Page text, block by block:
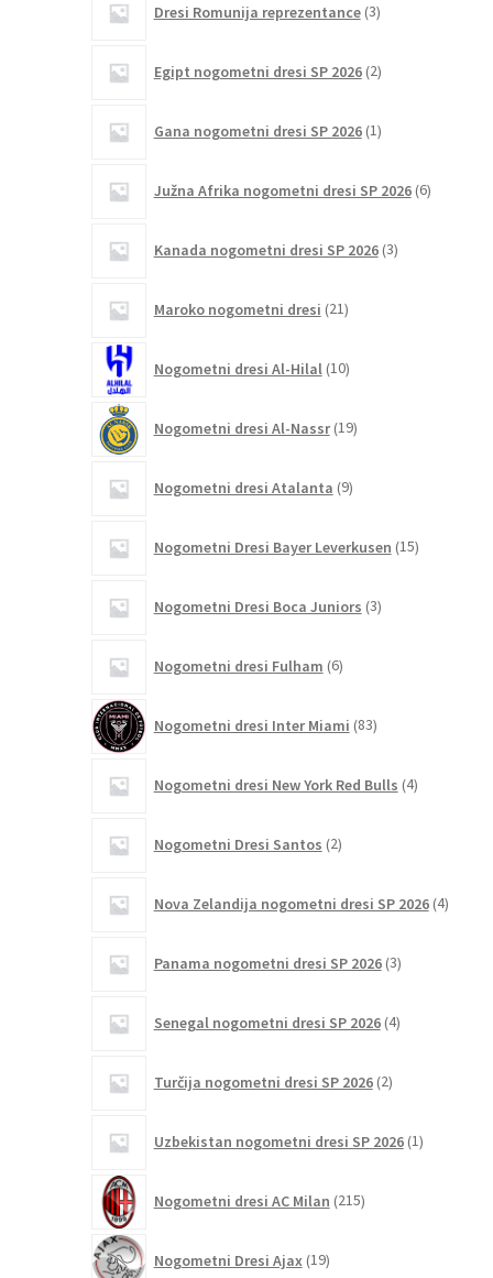
Dresi Romunija reprezentance 3izdelki
Egipt nogometni dresi SP 2026 2izdelka
Gana nogometni dresi SP 2026 1izdelek
Južna Afrika nogometni dresi SP 2026 6izdelkov
Kanada nogometni dresi SP 2026 3izdelki
Maroko nogometni dresi 21izdelkov
Nogometni dresi Al-Hilal 10izdelkov
Nogometni dresi Al-Nassr 19izdelkov
Nogometni dresi Atalanta 9izdelkov
Nogometni Dresi Bayer Leverkusen 15izdelkov
Nogometni Dresi Boca Juniors 3izdelki
Nogometni dresi Fulham 6izdelkov
Nogometni dresi Inter Miami 83izdelkov
Nogometni dresi New York Red Bulls 4izdelki
Nogometni Dresi Santos 2izdelka
Nova Zelandija nogometni dresi SP 2026 4izdelki
Panama nogometni dresi SP 2026 3izdelki
Senegal nogometni dresi SP 2026 4izdelki
Turčija nogometni dresi SP 2026 2izdelka
Uzbekistan nogometni dresi SP 2026 1izdelek
Nogometni dresi AC Milan 215izdelkov
Nogometni Dresi Ajax 19izdelkov